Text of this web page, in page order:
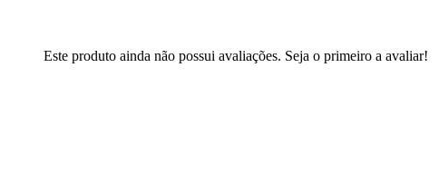
Este produto ainda não possui avaliações. Seja o primeiro a avaliar!